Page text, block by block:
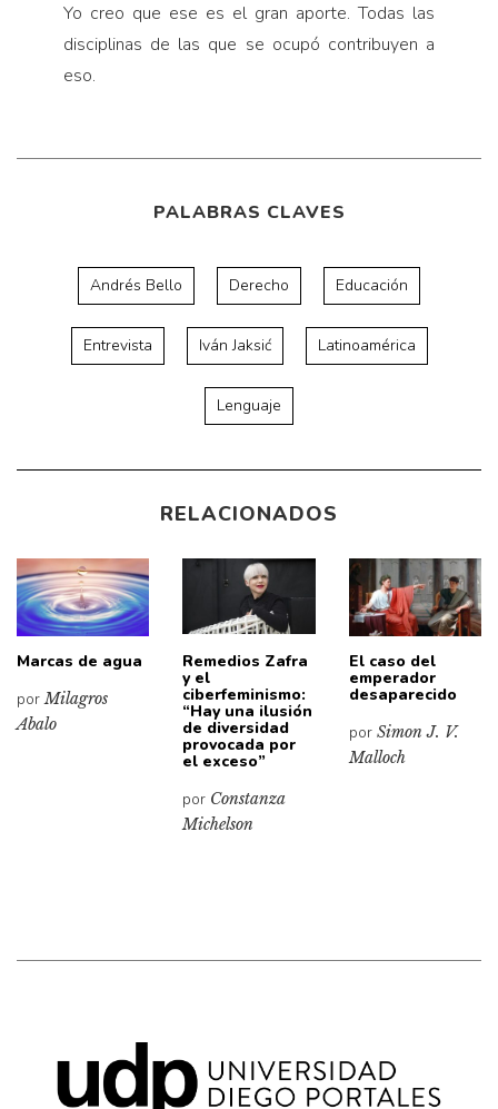
Yo creo que ese es el gran aporte. Todas las
disciplinas de las que se ocupó contribuyen a
eso.
PALABRAS CLAVES
Andrés Bello Derecho Educación
Entrevista Iván Jaksić Latinoamérica
Lenguaje
RELACIONADOS
Marcas de agua
porMilagros
Abalo
Remedios Zafra
y el
ciberfeminismo:
“Hay una ilusión
de diversidad
provocada por
el exceso”
por Constanza
Michelson
El caso del
emperador
desaparecido
por Simon J. V.
Malloch